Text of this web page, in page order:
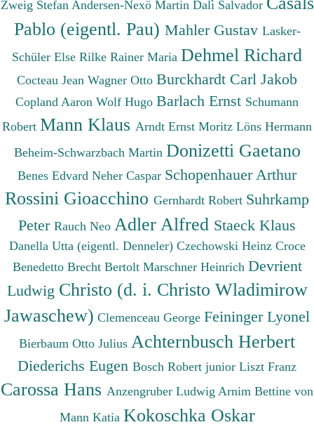
Zweig Stefan Andersen-Nexö Martin Dalì Salvador
Pablo (eigentl. Pau) Mahler Gustav Lasker-
Schüler Else Rilke Rainer Maria Dehmel Richard
Cocteau Jean Wagner Otto Burckhardt Carl Jakob
Copland Aaron Wolf Hugo Barlach Ernst Schumann
Robert Mann Klaus Arndt Ernst Moritz Löns Hermann
Beheim-Schwarzbach Martin Donizetti Gaetano
Benes Edvard Neher Caspar Schopenhauer Arthur
Rossini Gioacchino Gernhardt Robert Suhrkamp
Peter Rauch Neo Adler Alfred Staeck Klaus
Danella Utta (eigentl. Denneler) Czechowski Heinz Croce
Benedetto Brecht Bertolt Marschner Heinrich Devrient
Ludwig Christo (d. i. Christo Wladimirow
Jawaschew) Clemenceau George Feininger Lyonel
Bierbaum Otto Julius Achternbusch Herbert
Diederichs Eugen Bosch Robert junior Liszt Franz
Carossa Hans Anzengruber Ludwig Arnim Bettine von
Mann Katia Kokoschka Oskar